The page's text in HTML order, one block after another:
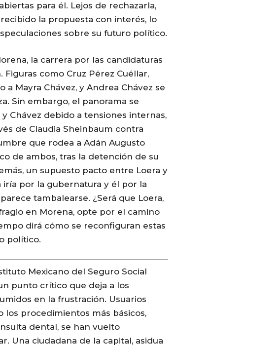
para él. Lejos de rechazarla,
la propuesta con interés, lo
sobre su futuro político.
la carrera por las candidaturas
Figuras como Cruz Pérez Cuéllar,
a Mayra Chávez, y Andrea Chávez se
Sin embargo, el panorama se
Chávez debido a tensiones internas,
de Claudia Sheinbaum contra
que rodea a Adán Augusto
de ambos, tras la detención de su
un supuesto pacto entre Loera y
por la gubernatura y él por la
tambalearse. ¿Será que Loera,
en Morena, opte por el camino
dirá cómo se reconfiguran estas
político.
Mexicano del Seguro Social
punto crítico que deja a los
en la frustración. Usuarios
los procedimientos más básicos,
dental, se han vuelto
Una ciudadana de la capital, asidua